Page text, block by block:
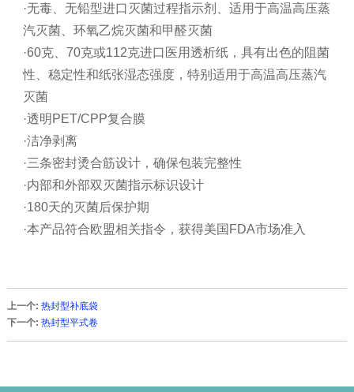
·无毒、无铅型进口灭菌过程指示剂、适用于高温高压蒸
汽灭菌、环氧乙烷灭菌和甲醛灭菌
·60克、70克或112克进口医用透析纸，具有出色的阻菌
性、稳定性和纸张湿态强度，特别适用于高温高压蒸汽
灭菌
·透明PET/CPP复合膜
·洁净剥离
·三条密封烫合筋设计，确保包装完整性
·内部和外部双灭菌指示标识设计
·180天的灭菌后保护期
·本产品符合欧盟相关指令，获得美国FDA市场准入
上一个: 热封型补底袋
下一个: 热封型平式卷